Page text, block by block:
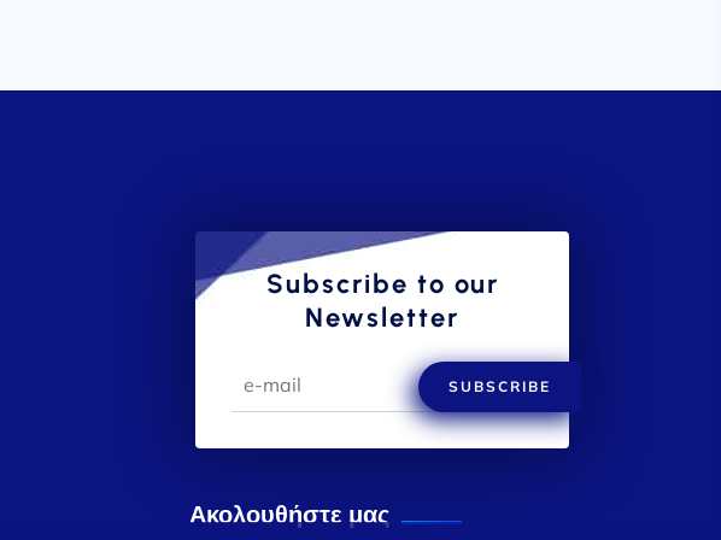
Subscribe to our
Newsletter
SUBSCRIBE
Ακολουθήστε μας